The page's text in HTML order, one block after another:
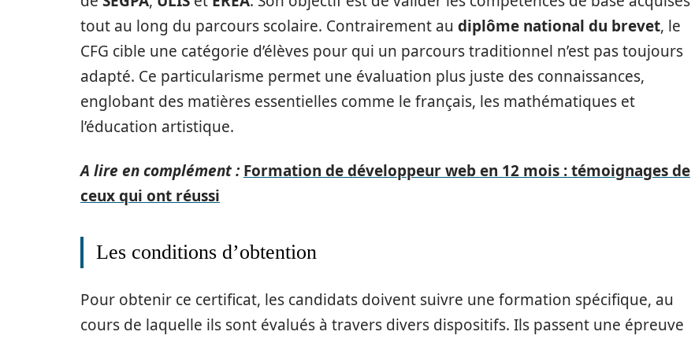
tout au long du parcours scolaire. Contrairement au diplôme national du brevet, le
CFG cible une catégorie d’élèves pour qui un parcours traditionnel n’est pas toujours
adapté. Ce particularisme permet une évaluation plus juste des connaissances,
englobant des matières essentielles comme le français, les mathématiques et
l’éducation artistique.
A lire en complément : Formation de développeur web en 12 mois : témoignages de
ceux qui ont réussi
Les conditions d’obtention
Pour obtenir ce certificat, les candidats doivent suivre une formation spécifique, au
cours de laquelle ils sont évalués à travers divers dispositifs. Ils passent une épreuve